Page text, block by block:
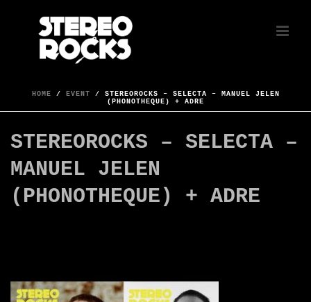
HOME / EVENT / STEREOROCKS – SELECTA – MANUEL JELEN
(PHONOTHEQUE) + ADRE
STEREOROCKS – SELECTA –
MANUEL JELEN
(PHONOTHEQUE) + ADRE